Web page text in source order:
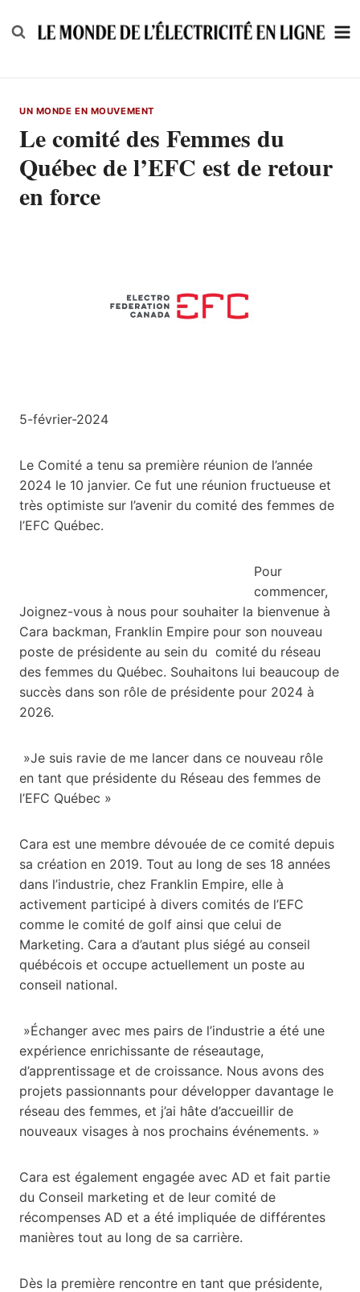
to
UN MONDE EN MOUVEMENT
Le comité des Femmes du
Québec de l’EFC est de retour
en force
5-février-2024
Le Comité a tenu sa première réunion de l’année
2024 le 10 janvier. Ce fut une réunion fructueuse et
très optimiste sur l’avenir du comité des femmes de
l’EFC Québec.
Pour
commencer,
Joignez-vous à nous pour souhaiter la bienvenue à
Cara backman, Franklin Empire pour son nouveau
poste de présidente au sein du comité du réseau
des femmes du Québec. Souhaitons lui beaucoup de
succès dans son rôle de présidente pour 2024 à
2026.
»Je suis ravie de me lancer dans ce nouveau rôle
en tant que présidente du Réseau des femmes de
l’EFC Québec »
Cara est une membre dévouée de ce comité depuis
sa création en 2019. Tout au long de ses 18 années
dans l’industrie, chez Franklin Empire, elle à
activement participé à divers comités de l’EFC
comme le comité de golf ainsi que celui de
Marketing. Cara a d’autant plus siégé au conseil
québécois et occupe actuellement un poste au
conseil national.
»Échanger avec mes pairs de l’industrie a été une
expérience enrichissante de réseautage,
d’apprentissage et de croissance. Nous avons des
projets passionnants pour développer davantage le
réseau des femmes, et j’ai hâte d’accueillir de
nouveaux visages à nos prochains événements. »
Cara est également engagée avec AD et fait partie
du Conseil marketing et de leur comité de
récompenses AD et a été impliquée de différentes
manières tout au long de sa carrière.
Dès la première rencontre en tant que présidente,